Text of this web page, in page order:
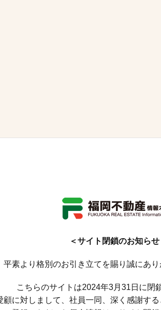
＜サイト閉鎖のお知らせ
平素より格別のお引き立てを賜り誠にあり
こちらのサイトは2024年3月31日に閉
顧に対しまして、社員一同、深く感謝す